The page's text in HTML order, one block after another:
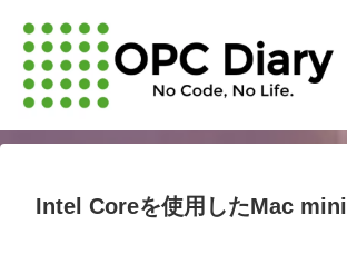
Intel Coreを使用したMac mini